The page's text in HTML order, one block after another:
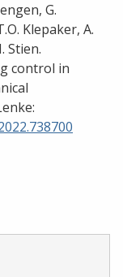
G.
Klepaker, A.
Stien.
control in